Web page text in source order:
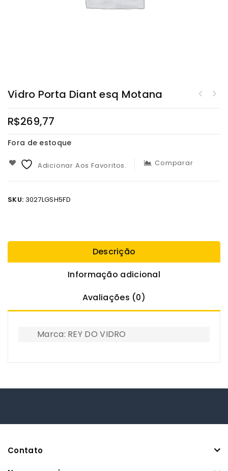
Vidro Porta Diant esq Motana
R$269,77
Fora de estoque
Adicionar Aos Favoritos. Comparar
SKU: 3027LGSH5FD
Descrição
Informação adicional
Avaliações (0)
Marca: REY DO VIDRO
Contato